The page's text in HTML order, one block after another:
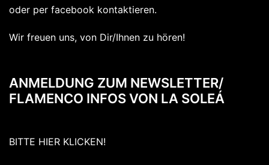
oder per facebook kontaktieren.
Wir freuen uns, von Dir/Ihnen zu hören!
ANMELDUNG ZUM NEWSLETTER/
FLAMENCO INFOS VON LA SOLEÁ
BITTE HIER KLICKEN!